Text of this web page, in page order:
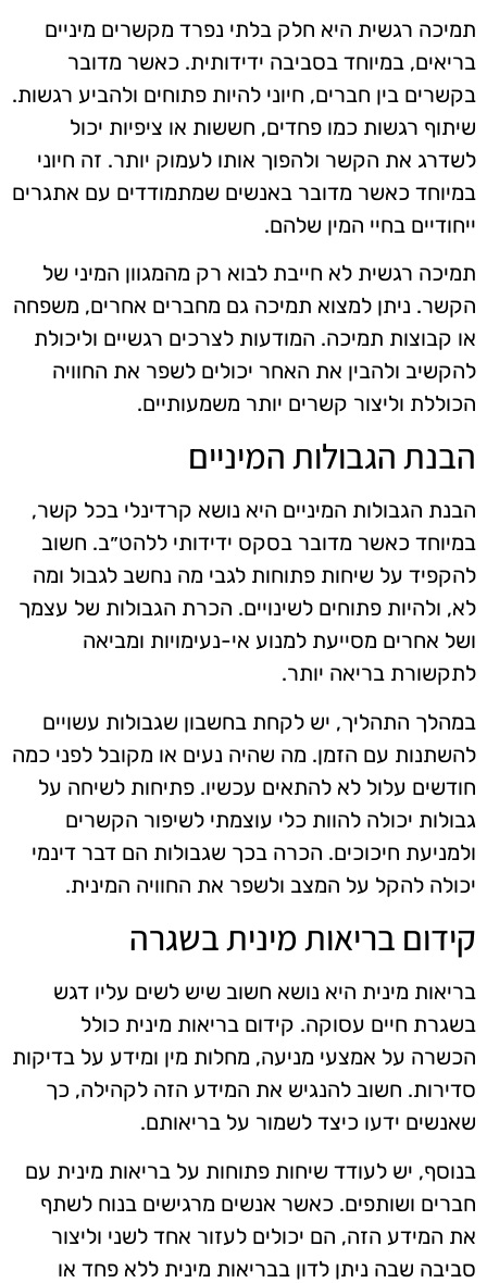
תמיכה רגשית היא חלק בלתי נפרד מקשרים מיניים
בריאים, במיוחד בסביבה ידידותית. כאשר מדובר
בקשרים בין חברים, חיוני להיות פתוחים ולהביע רגשות.
שיתוף רגשות כמו פחדים, חששות או ציפיות יכול
לשדרג את הקשר ולהפוך אותו לעמוק יותר. זה חיוני
במיוחד כאשר מדובר באנשים שמתמודדים עם אתגרים
ייחודיים בחיי המין שלהם.
תמיכה רגשית לא חייבת לבוא רק מהמגוון המיני של
הקשר. ניתן למצוא תמיכה גם מחברים אחרים, משפחה
או קבוצות תמיכה. המודעות לצרכים רגשיים וליכולת
להקשיב ולהבין את האחר יכולים לשפר את החוויה
הכוללת וליצור קשרים יותר משמעותיים.
הבנת הגבולות המיניים
הבנת הגבולות המיניים היא נושא קרדינלי בכל קשר,
במיוחד כאשר מדובר בסקס ידידותי ללהט״ב. חשוב
להקפיד על שיחות פתוחות לגבי מה נחשב לגבול ומה
לא, ולהיות פתוחים לשינויים. הכרת הגבולות של עצמך
ושל אחרים מסייעת למנוע אי-נעימויות ומביאה
לתקשורת בריאה יותר.
במהלך התהליך, יש לקחת בחשבון שגבולות עשויים
להשתנות עם הזמן. מה שהיה נעים או מקובל לפני כמה
חודשים עלול לא להתאים עכשיו. פתיחות לשיחה על
גבולות יכולה להוות כלי עוצמתי לשיפור הקשרים
ולמניעת חיכוכים. הכרה בכך שגבולות הם דבר דינמי
יכולה להקל על המצב ולשפר את החוויה המינית.
קידום בריאות מינית בשגרה
בריאות מינית היא נושא חשוב שיש לשים עליו דגש
בשגרת חיים עסוקה. קידום בריאות מינית כולל
הכשרה על אמצעי מניעה, מחלות מין ומידע על בדיקות
סדירות. חשוב להנגיש את המידע הזה לקהילה, כך
שאנשים ידעו כיצד לשמור על בריאותם.
בנוסף, יש לעודד שיחות פתוחות על בריאות מינית עם
חברים ושותפים. כאשר אנשים מרגישים בנוח לשתף
את המידע הזה, הם יכולים לעזור אחד לשני וליצור
סביבה שבה ניתן לדון בבריאות מינית ללא פחד או